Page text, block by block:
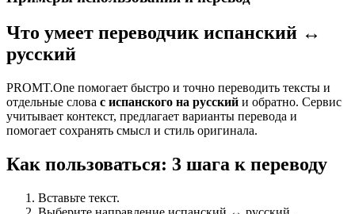
Что умеет переводчик испанский ↔
русский
PROMT.One помогает быстро и точно переводить тексты и
отдельные слова с испанского на русский и обратно. Сервис
учитывает контекст, предлагает варианты перевода и
помогает сохранять смысл и стиль оригинала.
Как пользоваться: 3 шага к переводу
Вставьте текст.